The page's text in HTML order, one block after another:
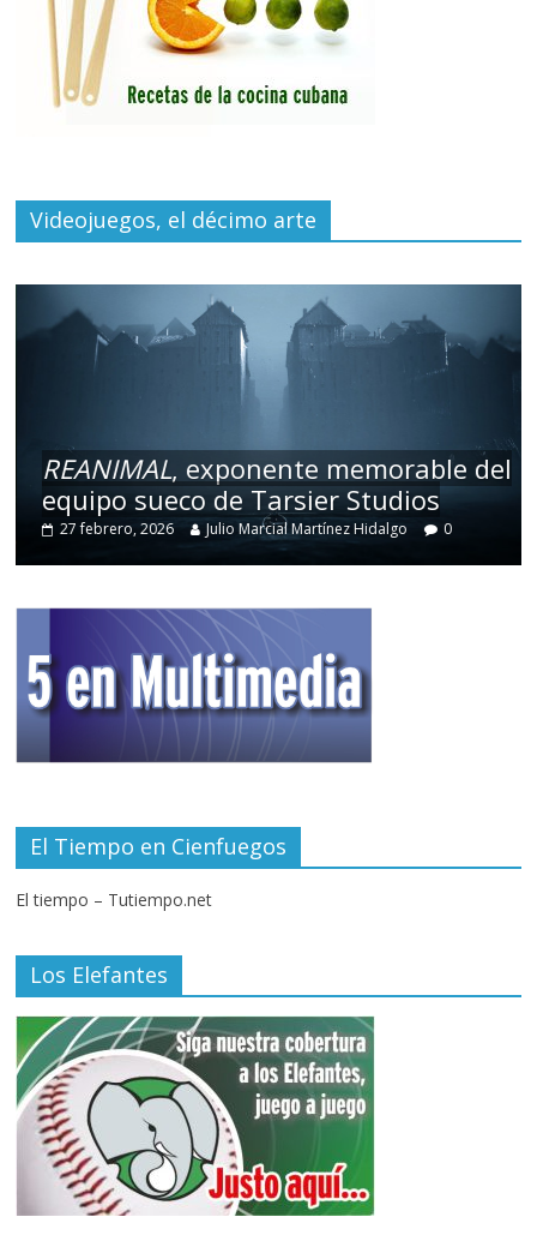
Videojuegos, el décimo arte
REANIMAL, exponente memorable del
equipo sueco de Tarsier Studios
27 febrero, 2026 Julio Marcial Martínez Hidalgo 0
El Tiempo en Cienfuegos
El tiempo – Tutiempo.net
Los Elefantes